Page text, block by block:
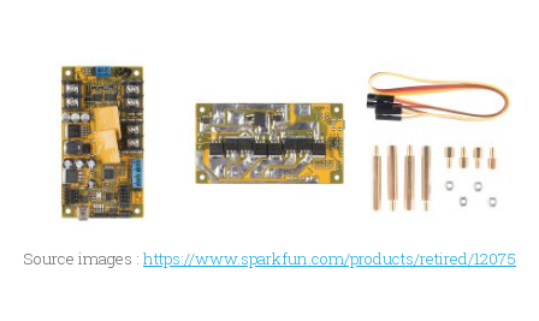
Source images : https://www.sparkfun.com/products/retired/12075